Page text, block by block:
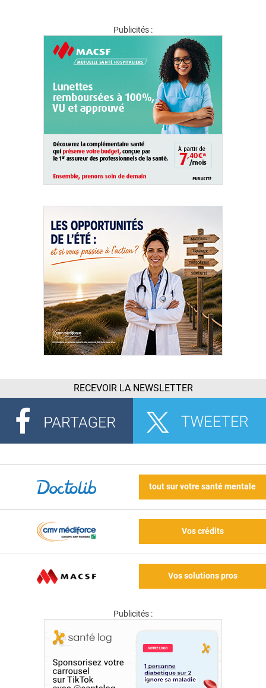
Publicités :
RECEVOIR LA NEWSLETTER
tout sur votre santé mentale
Vos crédits
Vos solutions pros
Publicités :